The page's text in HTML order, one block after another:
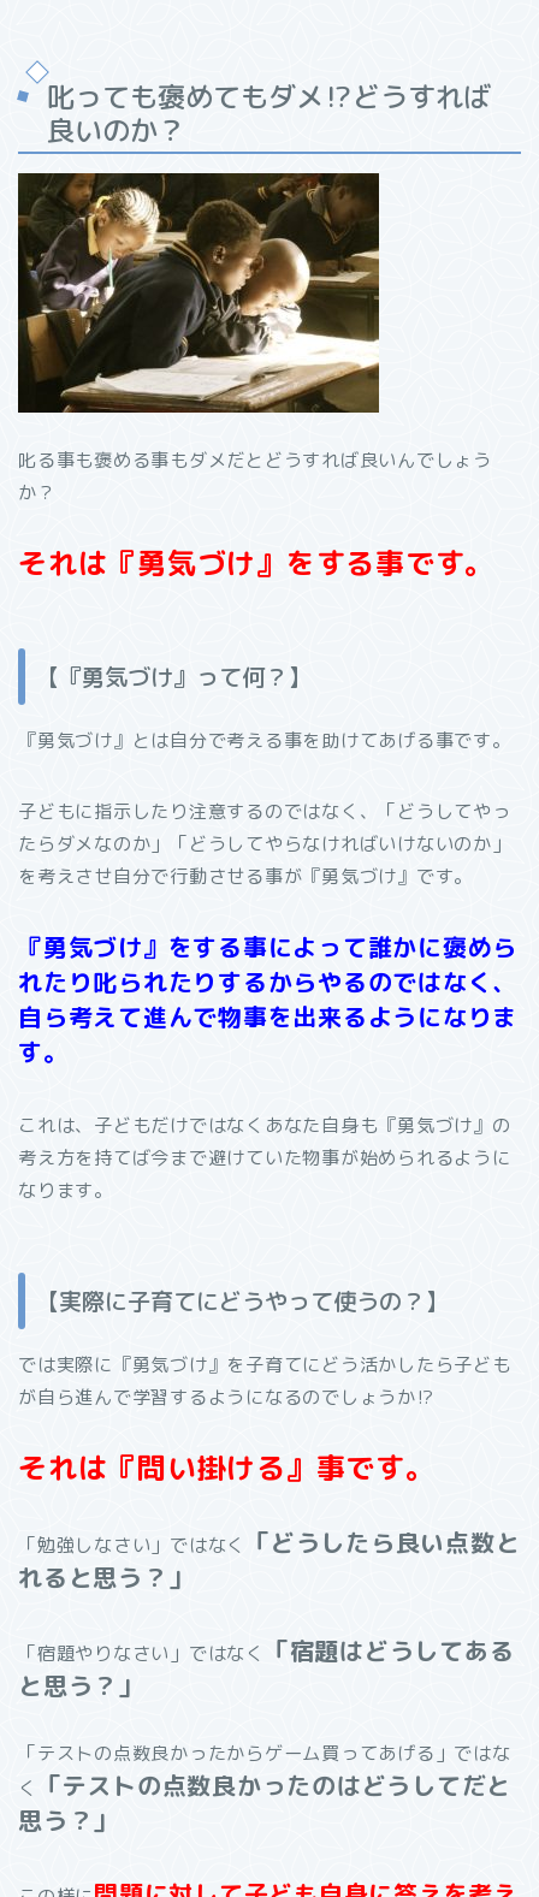
叱っても褒めてもダメ ⁉︎どうすれば
良いのか？
叱る事も褒める事もダメだとどうすれば良いんでしょう
か？
それは『勇気づけ』をする事です。
【『勇気づけ』って何？】
『勇気づけ』とは自分で考える事を助けてあげる事です。
子どもに指示したり注意するのではなく、「どうしてやっ
たらダメなのか」「どうしてやらなければいけないのか」
を考えさせ自分で行動させる事が『勇気づけ』です。
『勇気づけ』をする事によって誰かに褒めら
れたり叱られたりするからやるのではなく、
自ら考えて進んで物事を出来るようになりま
す。
これは、子どもだけではなくあなた自身も『勇気づけ』の
考え方を持てば今まで避けていた物事が始められるように
なります。
【実際に子育てにどうやって使うの？】
では実際に『勇気づけ』を子育てにどう活かしたら子ども
が自ら進んで学習するようになるのでしょうか⁉︎
それは『問い掛ける』事です。
「勉強しなさい」ではなく
「どうしたら良い点数と
れると思う？」
「宿題やりなさい」ではなく
「宿題はどうしてある
と思う？」
「テストの点数良かったからゲーム買ってあげる」ではな
く
「テストの点数良かったのはどうしてだと
思う？」